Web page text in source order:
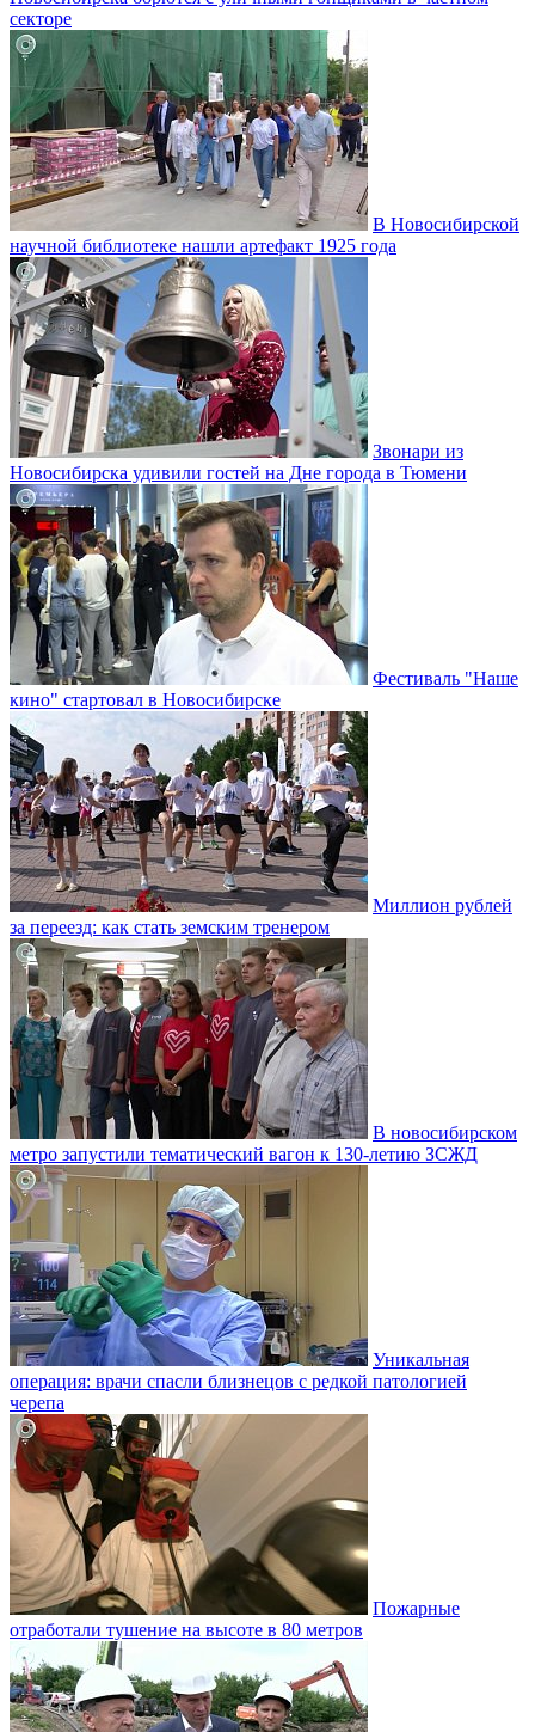
секторе
В Новосибирской
научной библиотеке нашли артефакт 1925 года
Звонари из
Новосибирска удивили гостей на Дне города в Тюмени
Фестиваль "Наше
кино" стартовал в Новосибирске
Миллион рублей
за переезд: как стать земским тренером
В новосибирском
метро запустили тематический вагон к 130-летию ЗСЖД
Уникальная
операция: врачи спасли близнецов с редкой патологией
черепа
Пожарные
отработали тушение на высоте в 80 метров